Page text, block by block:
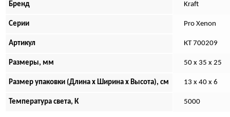
Бренд Kraft
Серии Pro Xenon
Артикул КТ 700209
Размеры, мм 50 x 35 x 25
Размер упаковки (Длина х Ширина х Высота), см 13 x 40 x 6
Температура света, К 5000